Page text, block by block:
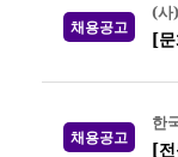
채용공고
(사
[
채용공고
한
[